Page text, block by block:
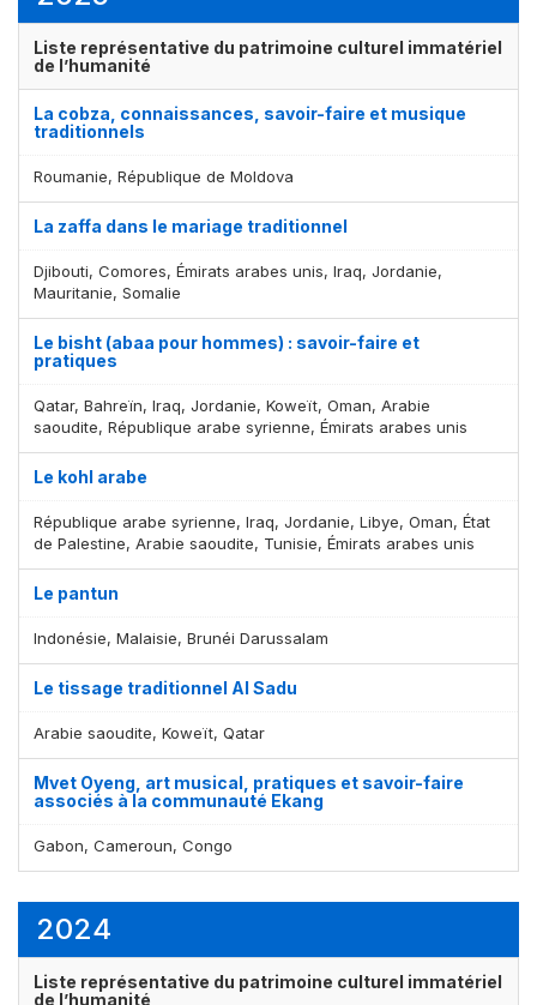
Affichage par et
Liste représentative du patrimoine culturel immatériel
de l’humanité
La cobza, connaissances, savoir-faire et musique
traditionnels
Roumanie, République de Moldova
La zaffa dans le mariage traditionnel
Djibouti, Comores, Émirats arabes unis, Iraq, Jordanie,
Mauritanie, Somalie
Le bisht (abaa pour hommes) : savoir-faire et
pratiques
Qatar, Bahreïn, Iraq, Jordanie, Koweït, Oman, Arabie
saoudite, République arabe syrienne, Émirats arabes unis
Le kohl arabe
République arabe syrienne, Iraq, Jordanie, Libye, Oman, État
de Palestine, Arabie saoudite, Tunisie, Émirats arabes unis
Le pantun
Indonésie, Malaisie, Brunéi Darussalam
Le tissage traditionnel Al Sadu
Arabie saoudite, Koweït, Qatar
Mvet Oyeng, art musical, pratiques et savoir-faire
associés à la communauté Ekang
Gabon, Cameroun, Congo
2024
Liste représentative du patrimoine culturel immatériel
de l’humanité